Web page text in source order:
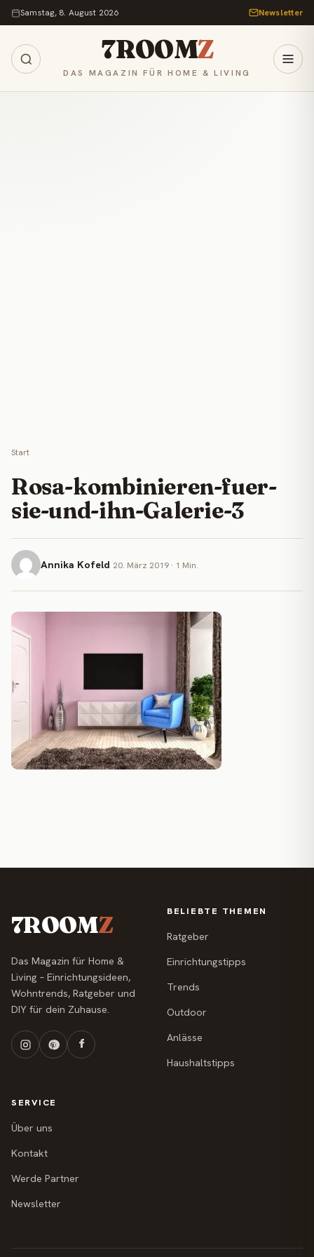
Zum Inhalt springen
Samstag, 8. August 2026 Newsletter
7ROOMZ
DAS MAGAZIN FÜR HOME & LIVING
Start
Rosa-kombinieren-fuer-
sie-und-ihn-Galerie-3
Annika Kofeld 20. März 2019 · 1 Min.
7ROOMZ
Das Magazin für Home &
Living – Einrichtungsideen,
Wohntrends, Ratgeber und
DIY für dein Zuhause.
BELIEBTE THEMEN
Ratgeber
Einrichtungstipps
Trends
Outdoor
Anlässe
Haushaltstipps
SERVICE
Über uns
Kontakt
Werde Partner
Newsletter